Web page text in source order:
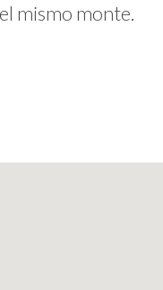
mismo monte.